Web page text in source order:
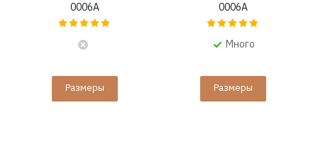
0006A
Размеры
0006A
Много
Размеры